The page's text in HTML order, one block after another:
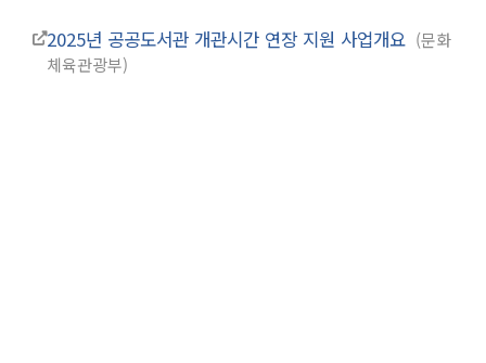
2025년 공공도서관 개관시간 연장 지원 사업개요
문화
체육관광부